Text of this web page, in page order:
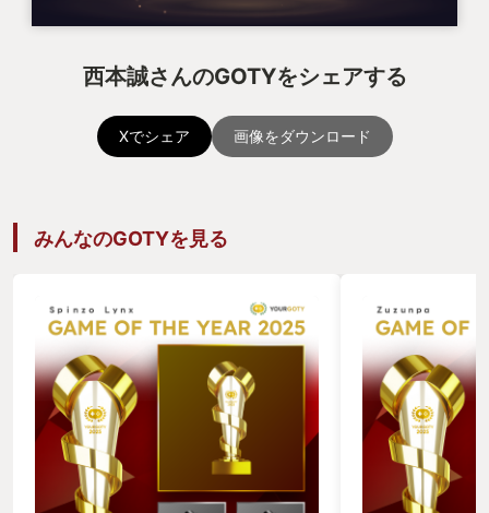
西本誠さんのGOTYをシェアする
Xでシェア 画像をダウンロード
みんなのGOTYを見る